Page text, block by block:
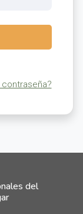
contraseña?
del